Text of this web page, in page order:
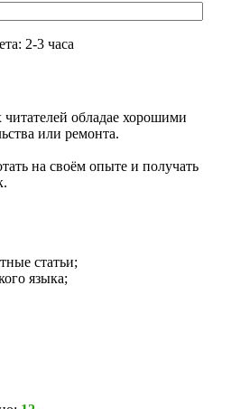
2-3 часа
обладае хорошими
или ремонта.
на своём опыте и получать
статьи;
языка;